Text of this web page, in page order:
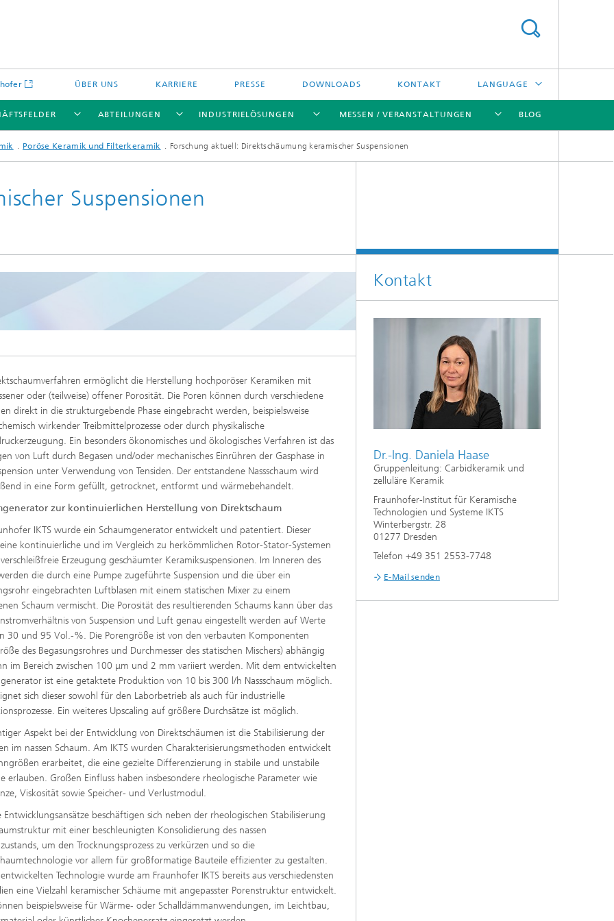
ÜBER UNS KARRIERE PRESSE DOWNLOADS KONTAKT LANGUAGE
ENGLISH
ABTEILUNGEN
und Komponenten
Energiespeicher
Oxidkeramik Energie- und Verfahrenstechnik
Hochtemperaturseparation und
Technologieökonomik und
Nachhaltigkeitsanalyse
INDUSTRIELÖSUNGEN MESSEN / VERANSTALTUNGEN BLOG
Poröse Keramik und Filterkeramik Forschung aktuell: Direktschäumung keramischer Suspensionen
Suspensionen
ermöglicht die Herstellung hochporöser Keramiken mit
oder (teilweise) offener Porosität. Die Poren können durch verschiedene
direkt in die strukturgebende Phase eingebracht werden, beispielsweise
wirkender Treibmittelprozesse oder durch physikalische
Ein besonders ökonomisches und ökologisches Verfahren ist das
von Luft durch Begasen und/oder mechanisches Einrühren der Gasphase in
unter Verwendung von Tensiden. Der entstandene Nassschaum wird
in eine Form gefüllt, getrocknet, entformt und wärmebehandelt.
zur kontinuierlichen Herstellung von Direktschaum
IKTS wurde ein Schaumgenerator entwickelt und patentiert. Dieser
kontinuierliche und im Vergleich zu herkömmlichen Rotor-Stator-Systemen
Erzeugung geschäumter Keramiksuspensionen. Im Inneren des
die durch eine Pumpe zugeführte Suspension und die über ein
eingebrachten Luftblasen mit einem statischen Mixer zu einem
Schaum vermischt. Die Porosität des resultierenden Schaums kann über das
von Suspension und Luft genau eingestellt werden auf Werte
30 und 95 Vol.-%. Die Porengröße ist von den verbauten Komponenten
des Begasungsrohres und Durchmesser des statischen Mischers) abhängig
im Bereich zwischen 100 μm und 2 mm variiert werden. Mit dem entwickelten
ist eine getaktete Produktion von 10 bis 300 l/h Nassschaum möglich.
sich dieser sowohl für den Laborbetrieb als auch für industrielle
Ein weiteres Upscaling auf größere Durchsätze ist möglich.
Aspekt bei der Entwicklung von Direktschäumen ist die Stabilisierung der
im nassen Schaum. Am IKTS wurden Charakterisierungsmethoden entwickelt
erarbeitet, die eine gezielte Differenzierung in stabile und unstabile
erlauben. Großen Einfluss haben insbesondere rheologische Parameter wie
Viskosität sowie Speicher- und Verlustmodul.
Entwicklungsansätze beschäftigen sich neben der rheologischen Stabilisierung
mit einer beschleunigten Konsolidierung des nassen
um den Trocknungsprozess zu verkürzen und so die
vor allem für großformatige Bauteile effizienter zu gestalten.
Technologie wurde am Fraunhofer IKTS bereits aus verschiedensten
eine Vielzahl keramischer Schäume mit angepasster Porenstruktur entwickelt.
beispielsweise für Wärme- oder Schalldämmanwendungen, im Leichtbau,
Kontakt
Dr.-Ing. Daniela Haase
Gruppenleitung: Carbidkeramik und
zelluläre Keramik
Fraunhofer-Institut für Keramische
Technologien und Systeme IKTS
Winterbergstr. 28
01277 Dresden
Telefon +49 351 2553-7748
E-Mail senden